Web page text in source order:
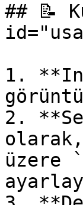
## 📝
1.
2.
üzere